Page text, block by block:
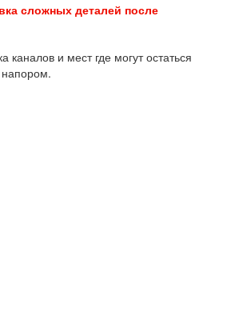
сложных деталей после
каналов и мест где могут остаться